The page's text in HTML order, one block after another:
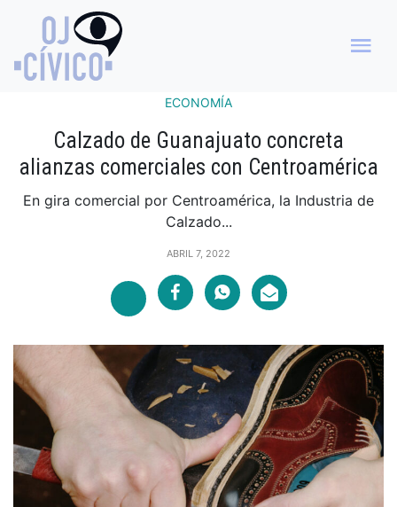
ECONOMÍA
Calzado de Guanajuato concreta
alianzas comerciales con Centroamérica
En gira comercial por Centroamérica, la Industria de
Calzado...
ABRIL 7, 2022